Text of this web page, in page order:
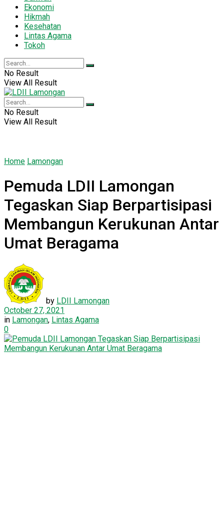
Ekonomi
Hikmah
Kesehatan
Lintas Agama
Tokoh
No Result
View All Result
No Result
View All Result
Home Lamongan
Pemuda LDII Lamongan
Tegaskan Siap Berpartisipasi
Membangun Kerukunan Antar
Umat Beragama
by LDII Lamongan
October 27, 2021
in Lamongan, Lintas Agama
0